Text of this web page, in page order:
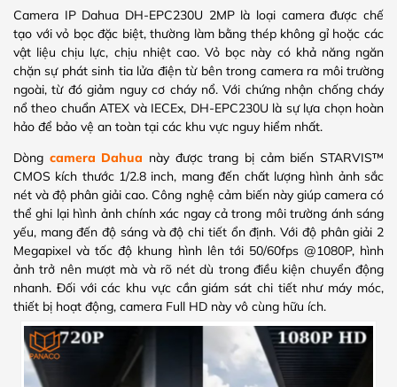
Camera IP Dahua DH-EPC230U 2MP là loại camera được chế
tạo với vỏ bọc đặc biệt, thường làm bằng thép không gỉ hoặc các
vật liệu chịu lực, chịu nhiệt cao. Vỏ bọc này có khả năng ngăn
chặn sự phát sinh tia lửa điện từ bên trong camera ra môi trường
ngoài, từ đó giảm nguy cơ cháy nổ. Với chứng nhận chống cháy
nổ theo chuẩn ATEX và IECEx, DH-EPC230U là sự lựa chọn hoàn
hảo để bảo vệ an toàn tại các khu vực nguy hiểm nhất.
Dòng camera Dahua này được trang bị cảm biến STARVIS™
CMOS kích thước 1/2.8 inch, mang đến chất lượng hình ảnh sắc
nét và độ phân giải cao. Công nghệ cảm biến này giúp camera có
thể ghi lại hình ảnh chính xác ngay cả trong môi trường ánh sáng
yếu, mang đến độ sáng và độ chi tiết ổn định. Với độ phân giải 2
Megapixel và tốc độ khung hình lên tới 50/60fps @1080P, hình
ảnh trở nên mượt mà và rõ nét dù trong điều kiện chuyển động
nhanh. Đối với các khu vực cần giám sát chi tiết như máy móc,
thiết bị hoạt động, camera Full HD này vô cùng hữu ích.